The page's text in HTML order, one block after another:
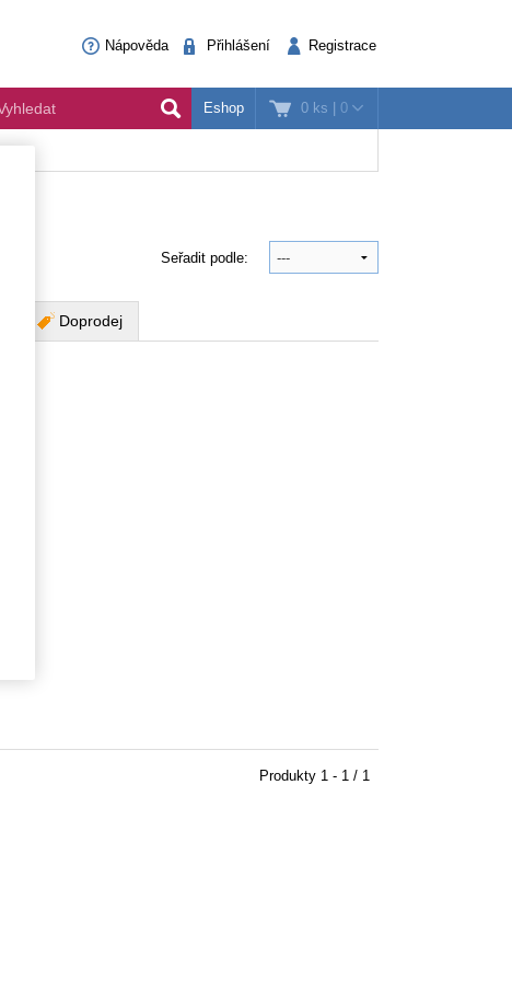
Nápověda Přihlášení Registrace
0 ks | 0
Eshop
Seřadit podle:
Doprodej
Produkty 1 - 1 / 1